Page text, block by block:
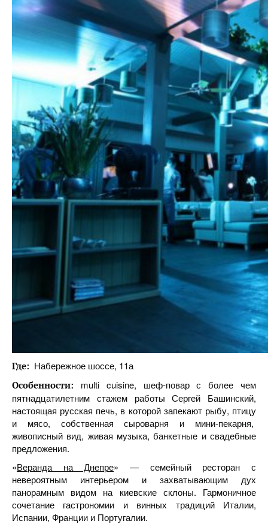
Где: Набережное шоссе, 11а
Особенности: multi cuisine, шеф-повар с более чем
пятнадцатилетним стажем работы Сергей Башинский,
настоящая русская печь, в которой запекают рыбу, птицу
и мясо, собственная сыроварня и мини-пекарня,
живописный вид, живая музыка, банкетные и свадебные
предложения.
«Веранда на Днепре» — семейный ресторан с
невероятным интерьером и захватывающим дух
панорамным видом на киевские склоны. Гармоничное
сочетание гастрономии и винных традиций Италии,
Испании, Франции и Португалии.